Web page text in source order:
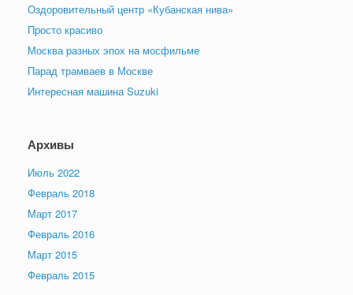
Оздоровительный центр «Кубанская нива»
Просто красиво
Москва разных эпох на мосфильме
Парад трамваев в Москве
Интересная машина Suzuki
Архивы
Июль 2022
Февраль 2018
Март 2017
Февраль 2016
Март 2015
Февраль 2015